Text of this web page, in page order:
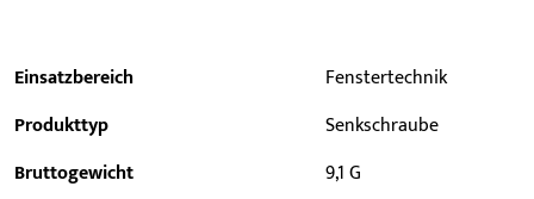
Einsatzbereich
Fenstertechnik
Produkttyp
Senkschraube
Bruttogewicht
9,1 G